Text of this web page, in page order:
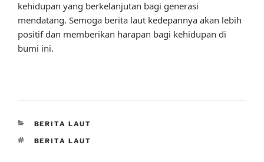
kehidupan yang berkelanjutan bagi generasi
mendatang. Semoga berita laut kedepannya akan lebih
positif dan memberikan harapan bagi kehidupan di
bumi ini.
CATEGORIES
BERITA LAUT
TAGS
BERITA LAUT